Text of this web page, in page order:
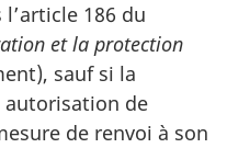
186 du
et la protection
sauf si la
autorisation de
de renvoi à son